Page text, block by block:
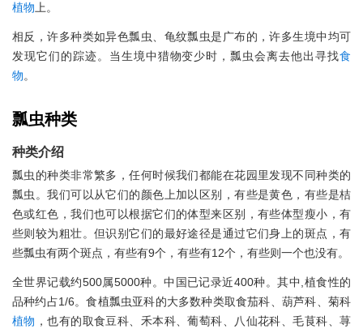
植物上。
相反，许多种类如异色瓢虫、龟纹瓢虫是广布的，许多生境中均可
发现它们的踪迹。当生境中猎物变少时，瓢虫会离去他出寻找食
物。
瓢虫种类
种类介绍
瓢虫的种类非常繁多，任何时候我们都能在花园里发现不同种类的
瓢虫。我们可以从它们的颜色上加以区别，有些是黄色，有些是桔
色或红色，我们也可以根据它们的体型来区别，有些体型瘦小，有
些则较为粗壮。但识别它们的最好途径是通过它们身上的斑点，有
些瓢虫有两个斑点，有些有9个，有些有12个，有些则一个也没有。
全世界记载约500属5000种。中国已记录近400种。其中,植食性的
品种约占1/6。食植瓢虫亚科的大多数种类取食茄科、葫芦科、菊科
植物 ，也有的取食豆科、禾本科、葡萄科、八仙花科、毛茛科、荨